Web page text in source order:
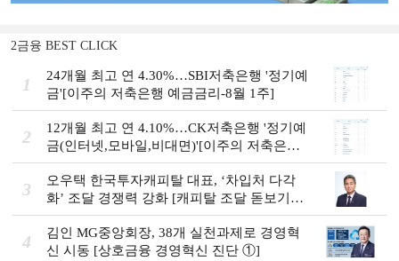
2금융 BEST CLICK
1
24개월 최고 연 4.30%…SBI저축은행 '정기예
금'[이주의 저축은행 예금금리-8월 1주]
2
12개월 최고 연 4.10%…CK저축은행 '정기예
금(인터넷,모바일,비대면)'[이주의 저축은행
예금금리-8월 1주]
3
오우택 한국투자캐피탈 대표, ‘차입처 다각
화ʼ 조달 경쟁력 강화 [캐피탈 조달 돋보기
(12)]
4
김인 MG중앙회장, 38개 실천과제로 경영혁
신 시동 [상호금융 경영혁신 진단 ①]